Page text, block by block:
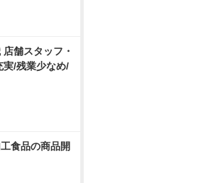
舗スタッフ・
実/残業少なめ/
食品の商品開